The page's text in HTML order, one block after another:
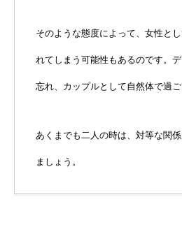
そのような態度によって、女性と
れてしまう可能性もあるのです。
忘れ、カップルとして自然体で過ご
あくまでも二人の時は、対等な関
ましょう。